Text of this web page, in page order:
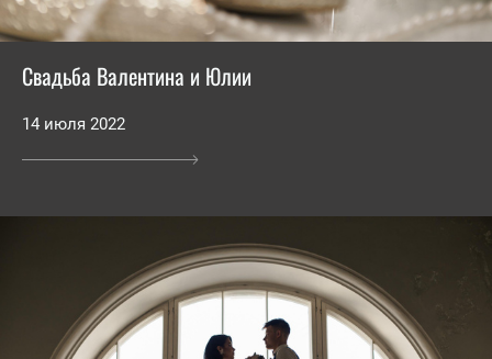
Свадьба Валентина и Юлии
14 июля 2022